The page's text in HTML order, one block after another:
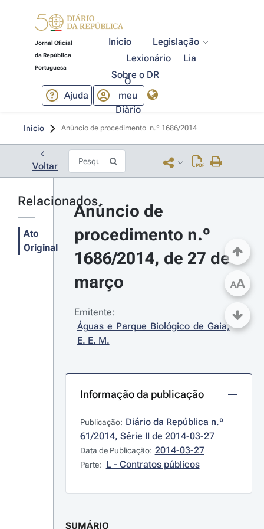
Jornal Oficial
da República
Portuguesa
Início
Legislação
Lexionário
Lia
Sobre o DR
Ajuda
O
meu
Diário
Início Anúncio de procedimento  n.º 1686/2014
Voltar
Relacionados
Ato
Original
Anúncio de
procedimento n.º
1686/2014, de 27 de
março
Emitente:
Águas e Parque Biológico de Gaia,
E. E. M.
Informação da publicação
Publicação: Diário da República n.º
61/2014, Série II de 2014-03-27
Data de Publicação: 2014-03-27
Parte: L - Contratos públicos
SUMÁRIO
AA